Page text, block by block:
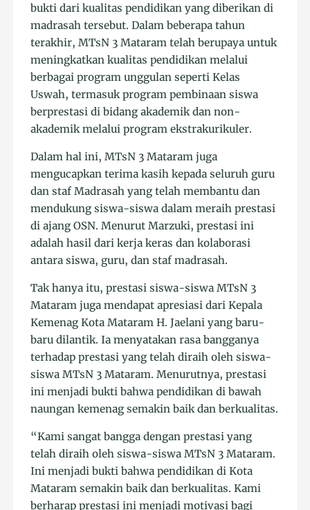
bukti dari kualitas pendidikan yang diberikan di
madrasah tersebut. Dalam beberapa tahun
terakhir, MTsN 3 Mataram telah berupaya untuk
meningkatkan kualitas pendidikan melalui
berbagai program unggulan seperti Kelas
Uswah, termasuk program pembinaan siswa
berprestasi di bidang akademik dan non-
akademik melalui program ekstrakurikuler.
Dalam hal ini, MTsN 3 Mataram juga
mengucapkan terima kasih kepada seluruh guru
dan staf Madrasah yang telah membantu dan
mendukung siswa-siswa dalam meraih prestasi
di ajang OSN. Menurut Marzuki, prestasi ini
adalah hasil dari kerja keras dan kolaborasi
antara siswa, guru, dan staf madrasah.
Tak hanya itu, prestasi siswa-siswa MTsN 3
Mataram juga mendapat apresiasi dari Kepala
Kemenag Kota Mataram H. Jaelani yang baru-
baru dilantik. Ia menyatakan rasa bangganya
terhadap prestasi yang telah diraih oleh siswa-
siswa MTsN 3 Mataram. Menurutnya, prestasi
ini menjadi bukti bahwa pendidikan di bawah
naungan kemenag semakin baik dan berkualitas.
“Kami sangat bangga dengan prestasi yang
telah diraih oleh siswa-siswa MTsN 3 Mataram.
Ini menjadi bukti bahwa pendidikan di Kota
Mataram semakin baik dan berkualitas. Kami
berharap prestasi ini menjadi motivasi bagi